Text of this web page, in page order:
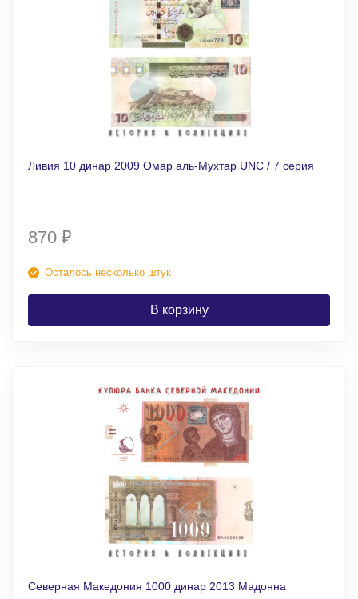
Ливия 10 динар 2009 Омар аль-Мухтар UNC / 7 серия
870 ₽
Осталось несколько штук
В корзину
Северная Македония 1000 динар 2013 Мадонна